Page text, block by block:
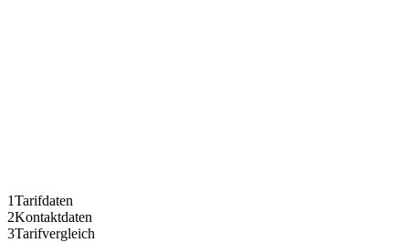
1Tarifdaten
2Kontaktdaten
3Tarifvergleich